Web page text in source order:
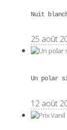
Nuit
25 août
Un polar
12 août